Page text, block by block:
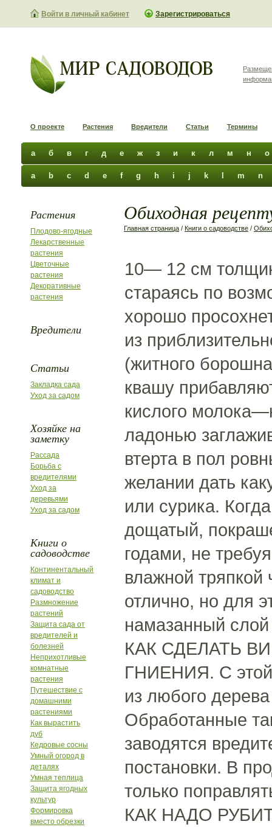
Войти в личный кабинет Зарегистрироваться
О проекте Растения Вредители Статьи Термины
а б в г д е ж з и к л м н о
a b c d e f g h i j k m n
Растения
Плодово-ягодные
Лекарственные
растения
Цветочные
растения
Декоративные
растения
Вредители
Статьи
Закладка сада
Уход за садом
Хозяйке на
заметку
Рассада
Борьба с
вредителями
Уход за
деревьями
Уход за садом
Книги о
садоводстве
Континентальный
климат и
садоводство
Размножение
растений
Защита сада от
вредителей и
болезней
Неприхотливые
комнатные
растения
Путешествие с
домашними
растениями
Как вырастить
дуб
Кедровые сосны
Умный огород в
деталях
Умная теплица
Защита ягодных
культур
Формировка
вместо обрезки
Обиходная
Главная страница / Книги о садоводстве /
10— 12 см
стараясь по
хорошо
из
(житного
квашу
кислого
ладонью
втерта в пол
желании дать
или сурика.
дощатый,
годами, не
влажной тряпкой
отлично, но для
намазанный слой
КАК СДЕЛАТЬ
ГНИЕНИЯ. С этой
из любого
Обработанные
заводятся
постановки. В
только
КАК НАДО